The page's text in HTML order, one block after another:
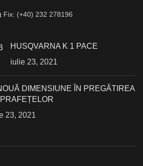
Fix: (+40) 232 278196
HUSQVARNA K 1 PACE
iulie 23, 2021
DIMENSIUNE ÎN PREGĂTIREA
23, 2021